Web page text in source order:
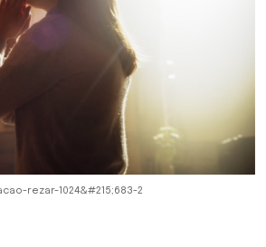
rezar-1024&#215;683-2